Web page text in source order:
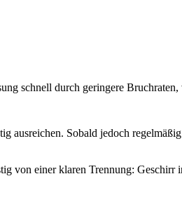
schnell durch geringere
Sobald jedoch
von einer klaren Trennung: